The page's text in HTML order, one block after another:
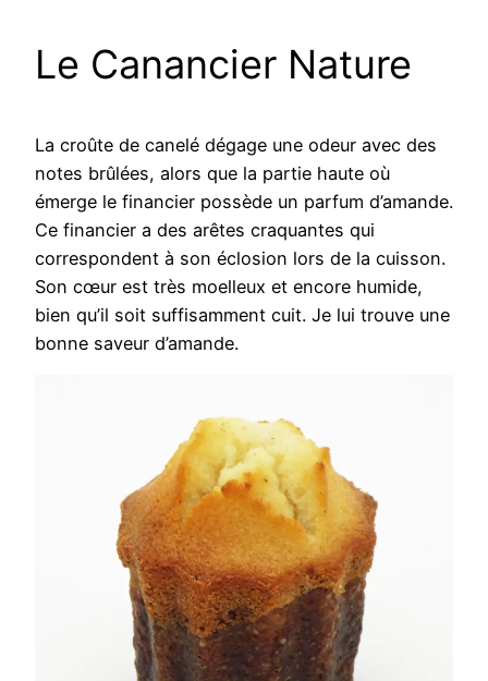
Le Canancier Nature
La croûte de canelé dégage une odeur avec des
notes brûlées, alors que la partie haute où
émerge le financier possède un parfum d’amande.
Ce financier a des arêtes craquantes qui
correspondent à son éclosion lors de la cuisson.
Son cœur est très moelleux et encore humide,
bien qu’il soit suffisamment cuit. Je lui trouve une
bonne saveur d’amande.